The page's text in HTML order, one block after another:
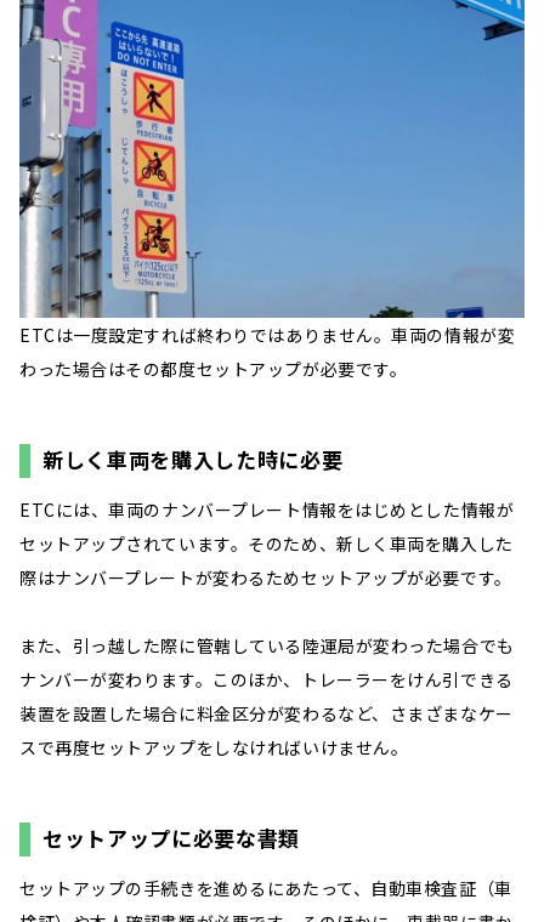
ETCは一度設定すれば終わりではありません。車両の情報が変
わった場合はその都度セットアップが必要です。
新しく車両を購入した時に必要
ETCには、車両のナンバープレート情報をはじめとした情報が
セットアップされています。そのため、新しく車両を購入した
際はナンバープレートが変わるためセットアップが必要です。
また、引っ越した際に管轄している陸運局が変わった場合でも
ナンバーが変わります。このほか、トレーラーをけん引できる
装置を設置した場合に料金区分が変わるなど、さまざまなケー
スで再度セットアップをしなければいけません。
セットアップに必要な書類
セットアップの手続きを進めるにあたって、自動車検査証（車